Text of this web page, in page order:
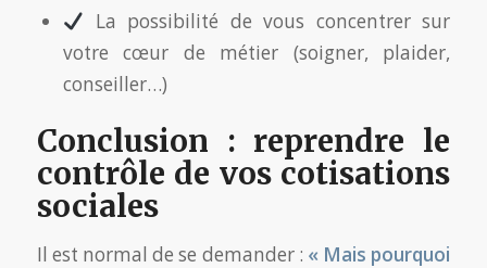
La possibilité de vous concentrer sur
votre cœur de métier (soigner, plaider,
conseiller…)
Conclusion : reprendre le
contrôle de vos cotisations
sociales
Il est normal de se demander : « Mais pourquoi